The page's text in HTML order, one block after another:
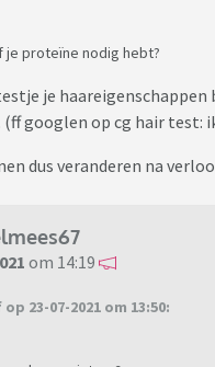
je proteïne nodig hebt?
je
googlen op cg hair test:
dus veranderen na
om 14:19
23-07-2021 om 13:50: